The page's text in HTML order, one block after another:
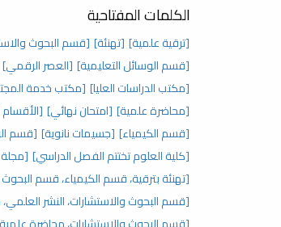
الكلمات المفتاحية
[ترقية علمية] [تهنئة] [قسم البحوث
[قسم الوسائل التعليمية] [العصر الرقمي]
[مكتب الدراسات العليا] [مكتب خدمة
[محاضرة علمية] [امتحان نهائي]
[قسم الكيمياء] [جسيمات نانوية] [قسم
[كلية العلوم تختتم الفصل الدراسي]
[تهنئة بترقية، قسم الكيمياء، قسم
[قسم البحوث والاستشارات، النشر